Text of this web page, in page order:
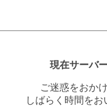
現在サーバ
ご迷惑をおか
しばらく時間を